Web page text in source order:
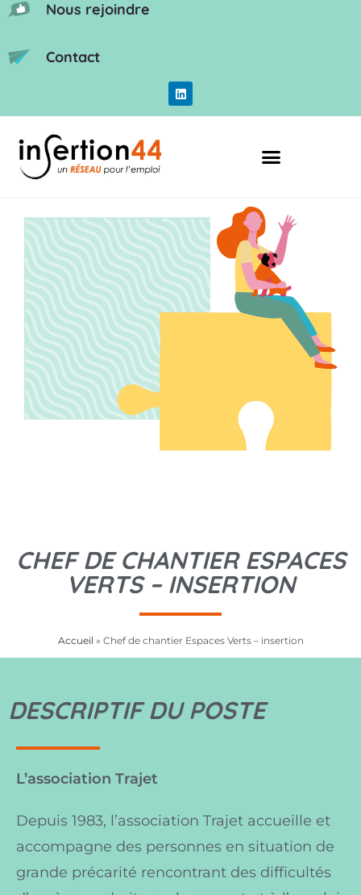
Nous rejoindre
Contact
CHEF DE CHANTIER ESPACES
VERTS – INSERTION
Accueil » Chef de chantier Espaces Verts – insertion
DESCRIPTIF DU POSTE
L’association Trajet
Depuis 1983, l’association Trajet accueille et
accompagne des personnes en situation de
grande précarité rencontrant des difficultés